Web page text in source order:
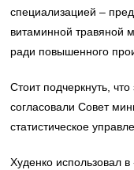
специализацией –
витаминной травяной
ради повышенного
Стоит подчеркнуть,
согласовали Совет
статистическое
Худенко использовал